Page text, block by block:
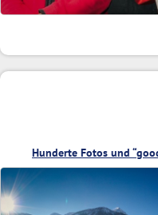
Hunderte Fotos und